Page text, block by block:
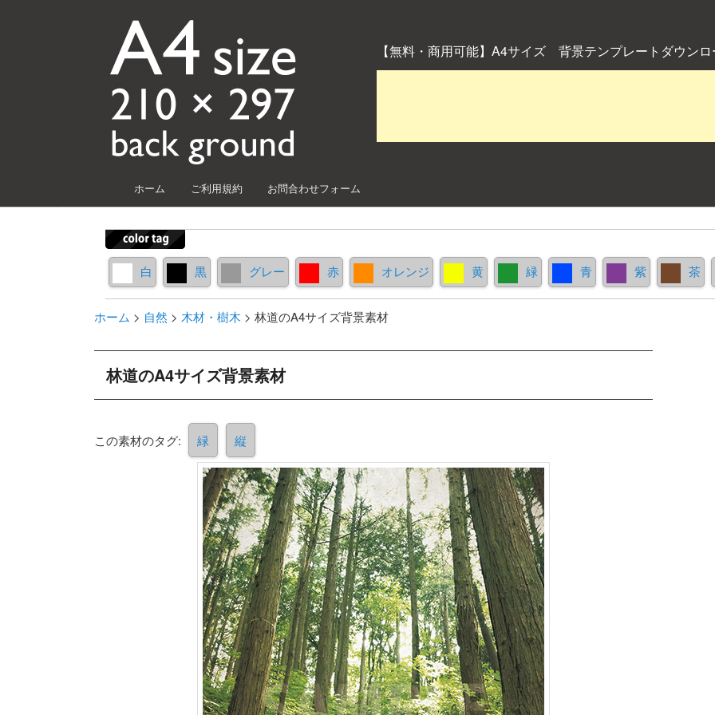
【無料・商用可能】A4サイズ 背景テンプレートダウン
メインコンテンツへ移動
サブコンテンツへ移動
ホーム ご利用規約 お問合わせフォーム
白 黒 グレー 赤 オレンジ 黄 緑 青 紫 茶
ホーム > 自然 > 木材・樹木 > 林道のA4サイズ背景素材
林道のA4サイズ背景素材
この素材のタグ: 緑 縦